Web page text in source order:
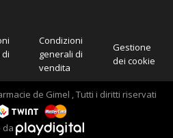
Condizioni
generali di
vendita
Gestione
dei cookie
de Gimel , Tutti i diritti riservati
da